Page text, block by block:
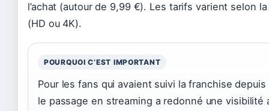
l’achat (autour de 9,99 €). Les tarifs varient selon
(HD ou 4K).
POURQUOI C’EST IMPORTANT
Pour les fans qui avaient suivi la franchise depuis
le passage en streaming a redonné une visibilité